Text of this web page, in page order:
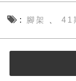
腳架 、41